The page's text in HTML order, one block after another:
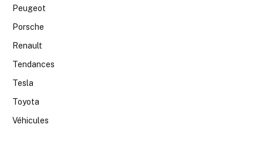
Peugeot
Porsche
Renault
Tendances
Tesla
Toyota
Véhicules